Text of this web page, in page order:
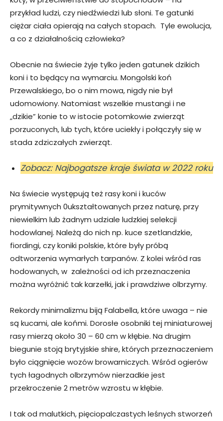
przykład ludzi, czy niedźwiedzi lub słoni. Te gatunki
ciężar ciała opierają na całych stopach. Tyle ewolucja,
a co z działalnością człowieka?
Obecnie na świecie żyje tylko jeden gatunek dzikich
koni i to będący na wymarciu. Mongolski koń
Przewalskiego, bo o nim mowa, nigdy nie był
udomowiony. Natomiast wszelkie mustangi i ne
„dzikie” konie to w istocie potomkowie zwierząt
porzuconych, lub tych, które uciekły i połączyły się w
stada zdziczałych zwierząt.
Zobacz: Najbogatsze kraje świata w 2022 roku
Na świecie występują też rasy koni i kuców
prymitywnych 0ukształtowanych przez naturę, przy
niewielkim lub żadnym udziale ludzkiej selekcji
hodowlanej. Należą do nich np. kuce szetlandzkie,
fiordingi, czy koniki polskie, które były próbą
odtworzenia wymarłych tarpanów. Z kolei wśród ras
hodowanych, w zależności od ich przeznaczenia
można wyróżnić tak karzełki, jak i prawdziwe olbrzymy.
Rekordy minimalizmu biją Falabella, które uwaga – nie
są kucami, ale końmi. Dorosłe osobniki tej miniaturowej
rasy mierzą około 30 – 60 cm w kłębie. Na drugim
biegunie stoją brytyjskie shire, których przeznaczeniem
było ciągnięcie wozów browarniczych. Wśród ogierów
tych łagodnych olbrzymów nierzadkie jest
przekroczenie 2 metrów wzrostu w kłębie.
I tak od malutkich, pięciopalczastych leśnych stworzeń